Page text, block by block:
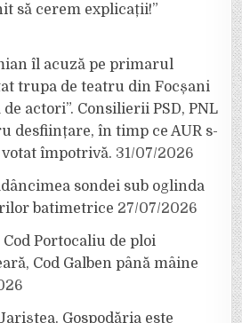
să cerem explicații!”
îl acuză pe primarul
trupa de teatru din Focșani
actori”. Consilierii PSD, PNL
desființare, în timp ce AUR s-
votat împotrivă. 31/07/2026
sondei sub oglinda
batimetrice 27/07/2026
Portocaliu de ploi
Cod Galben până mâine
Gospodăria este